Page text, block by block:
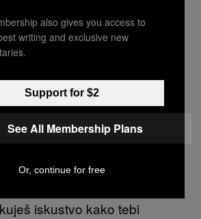
A DA PITAŠ
snalaziti u ovom divljem
verovatno će ti biti zabavnije
od nekog prijatelja ili
prodavnicama marihuane
i treba da ih pitaš šta te
bilo opušteno. Oni ti mogu
iskustvo kako tebi
also gives you access to
writing and exclusive new
Support for $2
See All Membership Plans
Or, continue for free